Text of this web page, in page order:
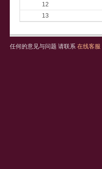
12
13
任何的意见与问题 请联系 在线客服